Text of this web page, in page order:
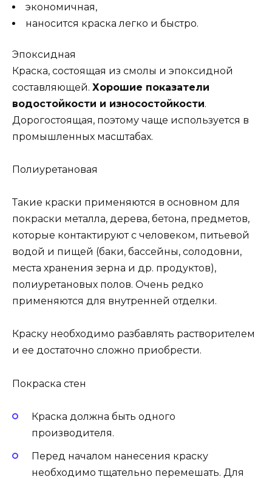
экономичная,
наносится краска легко и быстро.
Эпоксидная
Краска, состоящая из смолы и эпоксидной
составляющей. Хорошие показатели
водостойкости и износостойкости.
Дорогостоящая, поэтому чаще используется в
промышленных масштабах.
Полиуретановая
Такие краски применяются в основном для
покраски металла, дерева, бетона, предметов,
которые контактируют с человеком, питьевой
водой и пищей (баки, бассейны, солодовни,
места хранения зерна и др. продуктов),
полиуретановых полов. Очень редко
применяются для внутренней отделки.
Краску необходимо разбавлять растворителем
и ее достаточно сложно приобрести.
Покраска стен
Краска должна быть одного
производителя.
Перед началом нанесения краску
необходимо тщательно перемешать. Для